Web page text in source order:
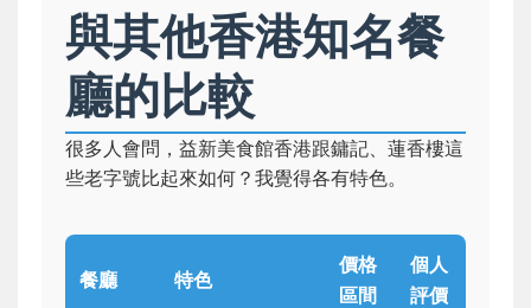
與其他香港知名餐
廳的比較
很多人會問，益新美食館香港跟鏞記、蓮香樓這
些老字號比起來如何？我覺得各有特色。
餐廳 特色
價格
區間
個人
評價